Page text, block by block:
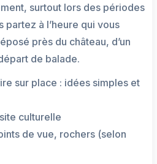
surtout lors des périodes
à l’heure qui vous
près du château, d’un
de balade.
sur place : idées simples et
culturelle
de vue, rochers (selon